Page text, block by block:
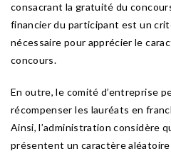
consacrant la gratuité du
financier du participant est un
nécessaire pour apprécier le
concours.
En outre, le comité d’entreprise
récompenser les lauréats en
Ainsi, l’administration considère
présentent un caractère